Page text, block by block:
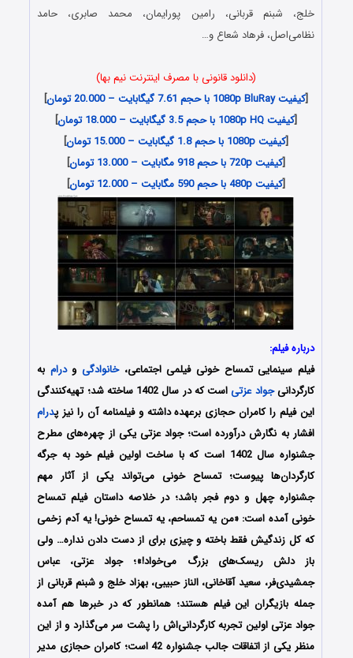
خلج، شبنم قربانی، رامین پورایمان، محمد صابری، حامد
نظامی‌اصل، فرهاد شعاع و…
(دانلود قانونی با مصرف اینترنت نیم بها)
[کیفیت 1080p BluRay با حجم 7.61 گیگابایت – 20.000 تومان
]
[کیفیت 1080p HQ با حجم 3.5 گیگابایت – 18.000 تومان
]
[کیفیت 1080p با حجم 1.8 گیگابایت – 15.000 تومان
]
[کیفیت 720p با حجم 918 مگابایت – 13.000 تومان
]
[کیفیت 480p با حجم 590 مگابایت – 12.000 تومان ]
درباره فیلم:
فیلم سینمایی تمساح خونی فیلمی اجتماعی،خانوادگیودرام به
کارگردانیجواد عزتی
است که در سال 1402 ساخته شد؛ تهیه‌کنندگی
این فیلم را کامران حجازی برعهده داشته و فیلمنامه آن را نیز پدرام
افشار به نگارش درآورده‌‌ است؛ جواد عزتی یکی از چهره‌های مطرح
جشنواره سال 1402 است که با ساخت اولین فیلم خود به جرگه
کارگردان‌ها پیوست؛ تمساح خونی می‌تواند یکی از آثار مهم
جشنواره چهل و دوم فجر باشد؛ در خلاصه داستان فیلم تمساح
خونی آمده است: «من یه تمساحم، یه تمساح خونی‌! یه آدم زخمی
که کل زندگیش فقط باخته و چیزی برای از دست‌ دادن نداره… ولی
باز دلش ریسک‌های بزرگ می‌خواد!»؛ جواد عزتی، عباس
جمشیدی‌فر، سعید آقاخانی، الناز حبیبی، بهزاد خلج و شبنم قربانی از
جمله بازیگران این فیلم هستند؛ همانطور که در خبرها هم آمده
جواد عزتی اولین تجربه کارگردانی‌اش را پشت سر می‌گذارد و از این
منظر یکی از اتفاقات جالب جشنواره 42 است؛ کامران حجازی مدیر